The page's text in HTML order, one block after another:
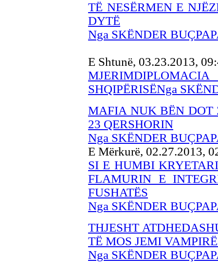
TË NESËRMEN E
DYTË
Nga SKËNDER
E Shtunë, 03.23.2013,
SHQIPËRISËNga
MAFIA NUK BËN DOT
23 QERSHORIN
Nga SKËNDER
E Mërkurë, 02.27.2013,
SI E HUMBI
FLAMURIN E
FUSHATËS
Nga SKËNDER
THJESHT
TË MOS JEMI
Nga SKËNDER